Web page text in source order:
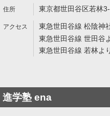
東京都世田谷区若林
東急世田谷線 松陰神
東急世田谷線 世田谷
東急世田谷線 若林よ
進学塾 ena